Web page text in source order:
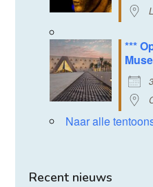
***
Naar alle
Recent nieuws